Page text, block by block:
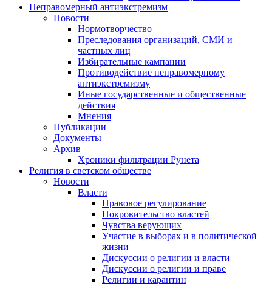
Неправомерный антиэкстремизм
Новости
Нормотворчество
Преследования организаций, СМИ и
частных лиц
Избирательные кампании
Противодействие неправомерному
антиэкстремизму
Иные государственные и общественные
действия
Мнения
Публикации
Документы
Архив
Хроники фильтрации Рунета
Религия в светском обществе
Новости
Власти
Правовое регулирование
Покровительство властей
Чувства верующих
Участие в выборах и в политической
жизни
Дискуссии о религии и власти
Дискуссии о религии и праве
Религии и карантин